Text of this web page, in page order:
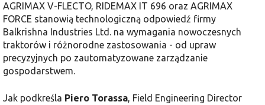
AGRIMAX V-FLECTO, RIDEMAX IT 696 oraz AGRIMAX
FORCE stanowią technologiczną odpowiedź firmy
Balkrishna Industries Ltd. na wymagania nowoczesnych
traktorów i różnorodne zastosowania - od upraw
precyzyjnych po zautomatyzowane zarządzanie
gospodarstwem.
Jak podkreśla Piero Torassa, Field Engineering Director